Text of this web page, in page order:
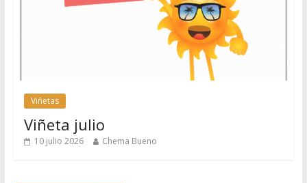
Viñetas
Viñeta julio
10 julio 2026 Chema Bueno